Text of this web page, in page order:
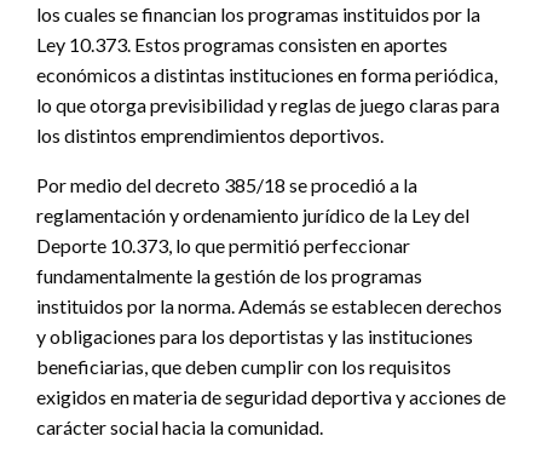
los cuales se financian los programas instituidos por la
Ley 10.373. Estos programas consisten en aportes
económicos a distintas instituciones en forma periódica,
lo que otorga previsibilidad y reglas de juego claras para
los distintos emprendimientos deportivos.
Por medio del decreto 385/18 se procedió a la
reglamentación y ordenamiento jurídico de la Ley del
Deporte 10.373, lo que permitió perfeccionar
fundamentalmente la gestión de los programas
instituidos por la norma. Además se establecen derechos
y obligaciones para los deportistas y las instituciones
beneficiarias, que deben cumplir con los requisitos
exigidos en materia de seguridad deportiva y acciones de
carácter social hacia la comunidad.